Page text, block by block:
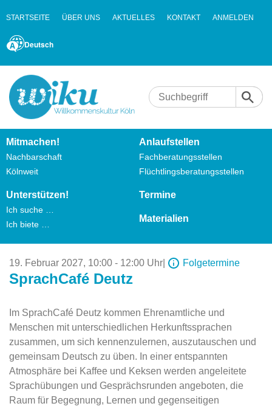
STARTSEITE ÜBER UNS AKTUELLES KONTAKT ANMELDEN
Deutsch
Mitmachen!
Nachbarschaft
Kölnweit
Anlaufstellen
Fachberatungsstellen
Flüchtlingsberatungsstellen
Unterstützen!
Ich suche …
Ich biete …
Termine
Materialien
19. Februar 2027, 10:00 - 12:00 Uhr Folgetermine
SprachCafé Deutz
Im SprachCafé Deutz kommen Ehrenamtliche und
Menschen mit unterschiedlichen Herkunftssprachen
zusammen, um sich kennenzulernen, auszutauschen und
gemeinsam Deutsch zu üben. In einer entspannten
Atmosphäre bei Kaffee und Keksen werden angeleitete
Sprachübungen und Gesprächsrunden angeboten, die
Raum für Begegnung, Lernen und gegenseitigen